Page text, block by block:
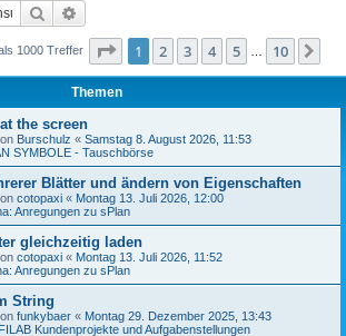
Suche
1000 Treffer Seite 1von 10
1 2 3 4 5 10
Themen
the screen
Burschulz « Samstag 8. August 2026, 11:53
SYMBOLE - Tauschbörse
Blätter und ändern von Eigenschaften
cotopaxi « Montag 13. Juli 2026, 12:00
Anregungen zu sPlan
gleichzeitig laden
cotopaxi « Montag 13. Juli 2026, 11:52
Anregungen zu sPlan
String
funkybaer « Montag 29. Dezember 2025, 13:43
Kundenprojekte und Aufgabenstellungen